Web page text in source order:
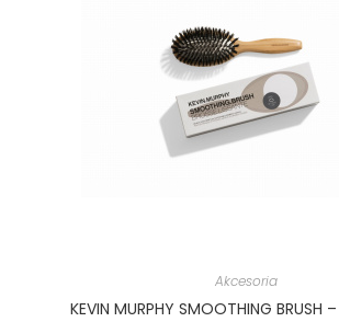
Akcesoria
KEVIN MURPHY SMOOTHING BRUSH